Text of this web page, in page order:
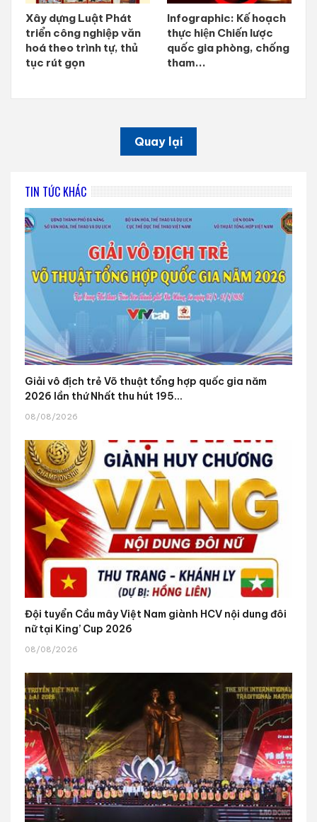
Xây dựng Luật Phát
triển công nghiệp văn
hoá theo trình tự, thủ
tục rút gọn
Infographic: Kế hoạch
thực hiện Chiến lược
quốc gia phòng, chống
tham...
Quay lại
TIN TỨC KHÁC
Giải vô địch trẻ Võ thuật tổng hợp quốc gia năm
2026 lần thứ Nhất thu hút 195...
08/08/2026
Đội tuyển Cầu mây Việt Nam giành HCV nội dung đôi
nữ tại King’ Cup 2026
08/08/2026